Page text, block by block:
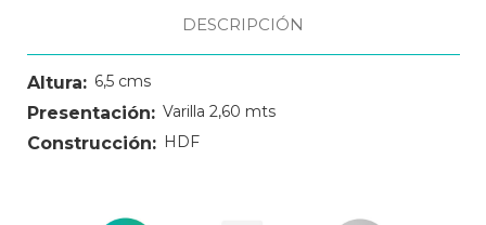
DESCRIPCIÓN
Altura: 6,5 cms
Presentación: Varilla 2,60 mts
Construcción: HDF